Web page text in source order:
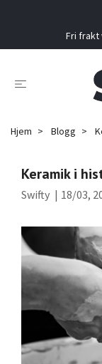
Fri frakt
Hjem Blogg
Keramik i
Swifty | 18/03,